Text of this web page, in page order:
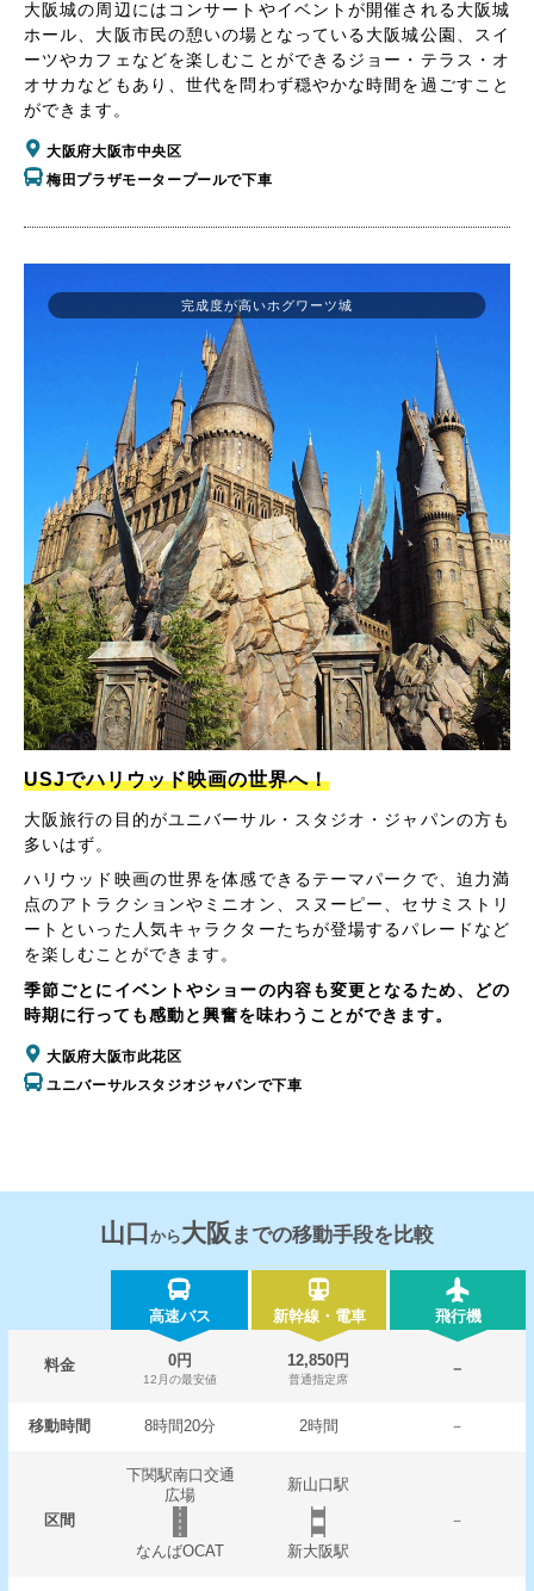
大阪城の周辺にはコンサートやイベントが開催される大阪城
ホール、大阪市民の憩いの場となっている大阪城公園、スイ
ーツやカフェなどを楽しむことができるジョー・テラス・オ
オサカなどもあり、世代を問わず穏やかな時間を過ごすこと
ができます。
大阪府大阪市中央区
梅田プラザモータープールで下車
USJでハリウッド映画の世界へ！
大阪旅行の目的がユニバーサル・スタジオ・ジャパンの方も
多いはず。
ハリウッド映画の世界を体感できるテーマパークで、迫力満
点のアトラクションやミニオン、スヌーピー、セサミストリ
ートといった人気キャラクターたちが登場するパレードなど
を楽しむことができます。
季節ごとにイベントやショーの内容も変更となるため、どの
時期に行っても感動と興奮を味わうことができます。
大阪府大阪市此花区
ユニバーサルスタジオジャパンで下車
完成度が高いホグワーツ城
山口 から大阪 までの移動手段を比較
高速バス 新幹線・電車 飛行機
料金 0円
12月の最安値
12,850円
普通指定席
－
移動時間 8時間20分 2時間 －
区間
下関駅南口交通
広場
新山口駅
－
なんばOCAT
新大阪駅